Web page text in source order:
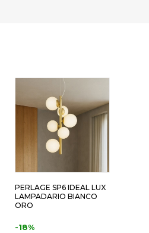
PERLAGE SP6 IDEAL LUX
LAMPADARIO BIANCO
ORO
-18%